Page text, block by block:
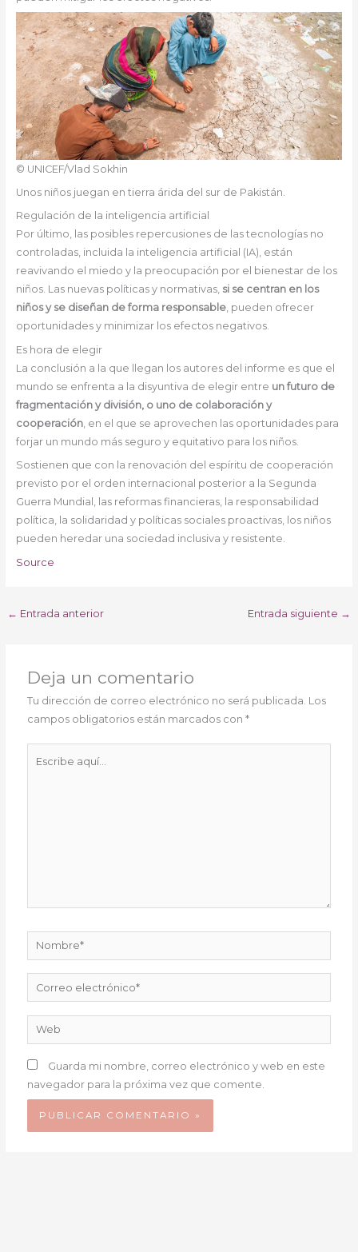
© UNICEF/Vlad Sokhin
Unos niños juegan en tierra árida del sur de Pakistán.
Regulación de la inteligencia artificial
Por último, las posibles repercusiones de las tecnologías no
controladas, incluida la inteligencia artificial (IA), están
reavivando el miedo y la preocupación por el bienestar de los
niños. Las nuevas políticas y normativas, si se centran en los
niños y se diseñan de forma responsable, pueden ofrecer
oportunidades y minimizar los efectos negativos.
Es hora de elegir
La conclusión a la que llegan los autores del informe es que el
mundo se enfrenta a la disyuntiva de elegir entre un futuro de
fragmentación y división, o uno de colaboración y
cooperación, en el que se aprovechen las oportunidades para
forjar un mundo más seguro y equitativo para los niños.
Sostienen que con la renovación del espíritu de cooperación
previsto por el orden internacional posterior a la Segunda
Guerra Mundial, las reformas financieras, la responsabilidad
política, la solidaridad y políticas sociales proactivas, los niños
pueden heredar una sociedad inclusiva y resistente.
Source
← Entrada anterior Entrada siguiente →
Deja un comentario
Tu dirección de correo electrónico no será publicada. Los
campos obligatorios están marcados con*
Nombre*
Correo
electrónico*
Web
Guarda mi nombre, correo electrónico y web en este
navegador para la próxima vez que comente.